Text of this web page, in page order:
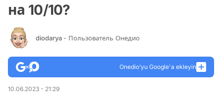
на 10/10?
diodarya - Пользователь Онедио
Onedio’yu Google'a ekleyin
10.06.2023 - 21:29